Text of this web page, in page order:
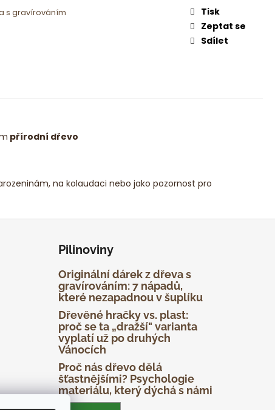
s gravírováním
Tisk
Zeptat se
Sdílet
přírodní dřevo
na kolaudaci nebo jako pozornost pro
Pilinoviny
Originální dárek z dřeva s
gravírováním: 7 nápadů,
které nezapadnou v šuplíku
Dřevěné hračky vs. plast:
proč se ta „dražší" varianta
vyplatí už po druhých
Vánocích
Proč nás dřevo dělá
šťastnějšími? Psychologie
materiálu, který dýchá s námi